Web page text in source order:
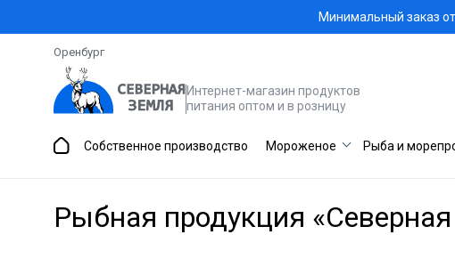
Минимальный заказ
Оренбург
Интернет-магазин продуктов
питания оптом и в розницу
Собственное производство Мороженое Рыба и
Рыбная продукция